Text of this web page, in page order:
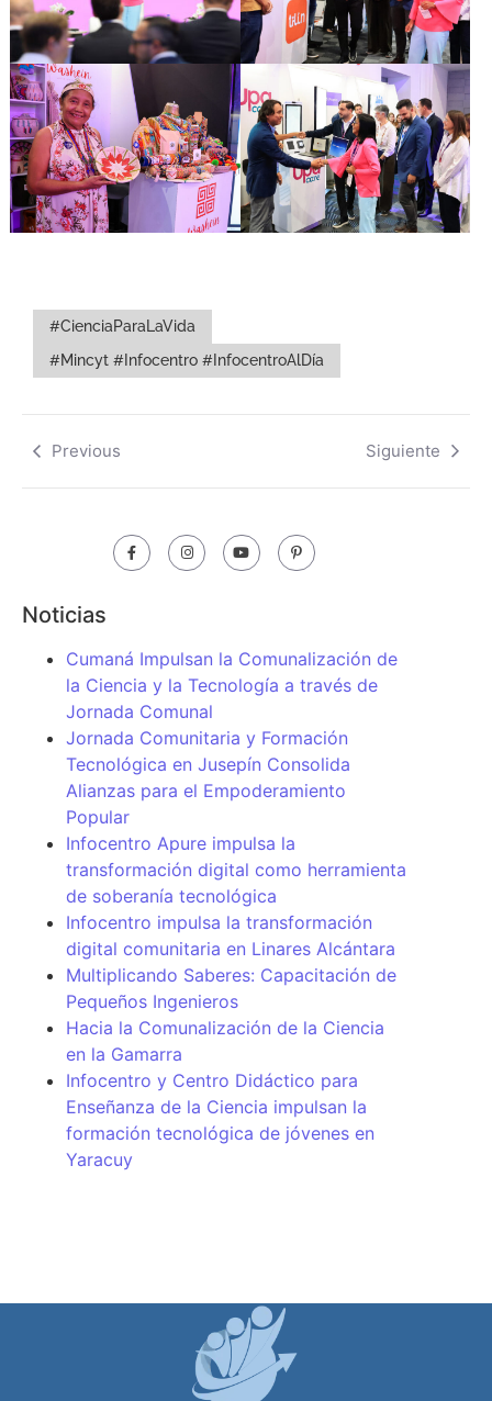
#CienciaParaLaVida
#Mincyt #Infocentro #InfocentroAlDía
Previous Siguiente
Noticias
Cumaná Impulsan la Comunalización de
la Ciencia y la Tecnología a través de
Jornada Comunal
Jornada Comunitaria y Formación
Tecnológica en Jusepín Consolida
Alianzas para el Empoderamiento
Popular
Infocentro Apure impulsa la
transformación digital como herramienta
de soberanía tecnológica
Infocentro impulsa la transformación
digital comunitaria en Linares Alcántara
Multiplicando Saberes: Capacitación de
Pequeños Ingenieros
Hacia la Comunalización de la Ciencia
en la Gamarra
Infocentro y Centro Didáctico para
Enseñanza de la Ciencia impulsan la
formación tecnológica de jóvenes en
Yaracuy